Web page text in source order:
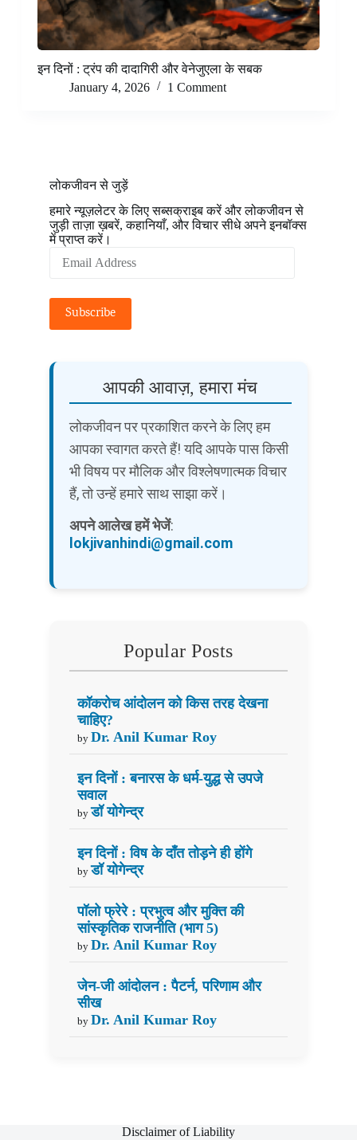
इन दिनों : ट्रंप की दादागिरी और वेनेजुएला के सबक
January 4, 2026
1 Comment
लोकजीवन से जुड़ें
हमारे न्यूज़लेटर के लिए सब्सक्राइब करें और लोकजीवन से
जुड़ी ताज़ा ख़बरें, कहानियाँ, और विचार सीधे अपने इनबॉक्स
में प्राप्त करें।
Address
Subscribe
आपकी आवाज़, हमारा मंच
लोकजीवन पर प्रकाशित करने के लिए हम
आपका स्वागत करते हैं! यदि आपके पास किसी
भी विषय पर मौलिक और विश्लेषणात्मक विचार
हैं, तो उन्हें हमारे साथ साझा करें।
अपने आलेख हमें भेजें:
lokjivanhindi@gmail.com
Popular Posts
कॉकरोच आंदोलन को किस तरह देखना
चाहिए?
by Dr. Anil Kumar Roy
इन दिनों : बनारस के धर्म-युद्ध से उपजे
सवाल
by डॉ योगेन्द्र
इन दिनों : विष के दाँत तोड़ने ही होंगे
by डॉ योगेन्द्र
पॉलो फ्रेरे : प्रभुत्व और मुक्ति की
सांस्कृतिक राजनीति (भाग 5)
by Dr. Anil Kumar Roy
जेन-जी आंदोलन : पैटर्न, परिणाम और
सीख
by Dr. Anil Kumar Roy
Disclaimer of Liability